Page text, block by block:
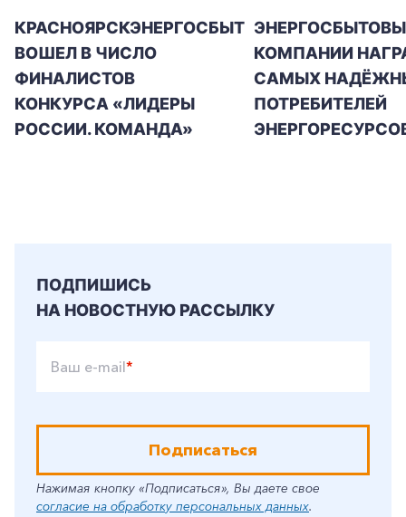
КРАСНОЯРСКЭНЕРГОСБЫТ
ВОШЕЛ В ЧИСЛО
ФИНАЛИСТОВ
КОНКУРСА «ЛИДЕРЫ
РОССИИ. КОМАНДА»
КОМПАНИИ
САМЫХ
ПОТРЕБИТЕЛЕЙ
ПОДПИШИСЬ
НА НОВОСТНУЮ РАССЫЛКУ
Ваш e-mail*
Подписаться
Нажимая кнопку «Подписаться», Вы даете свое
согласие на обработку персональных данных.